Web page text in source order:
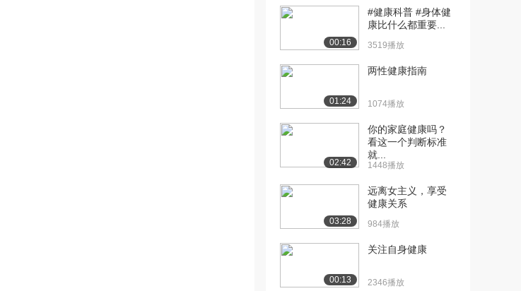
（镜）交流学籍与学...
（上）
（下）
[14] 北美洲大学学分体系
1324播放
和论文写作（上）
983播放
和论文写作（下）
00:16
#健康科普 #身体健
康比什么都重要...
3519播放
01:24
两性健康指南
1074播放
02:42
你的家庭健康吗？
看这一个判断标准
就...
1448播放
03:28
远离女主义，享受
健康关系
984播放
00:13
关注自身健康
2346播放